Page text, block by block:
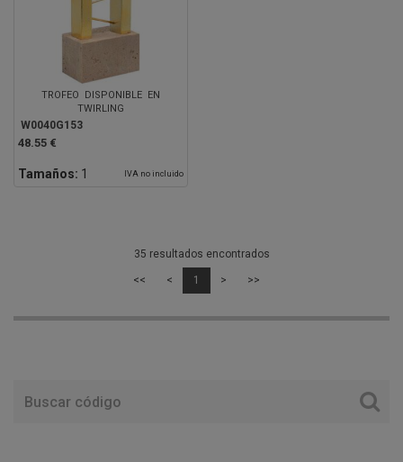
TROFEO DISPONIBLE EN
TWIRLING
W0040G153
48.55 €
Tamaños: 1 IVA no incluido
35 resultados encontrados
<< < 1 > >>